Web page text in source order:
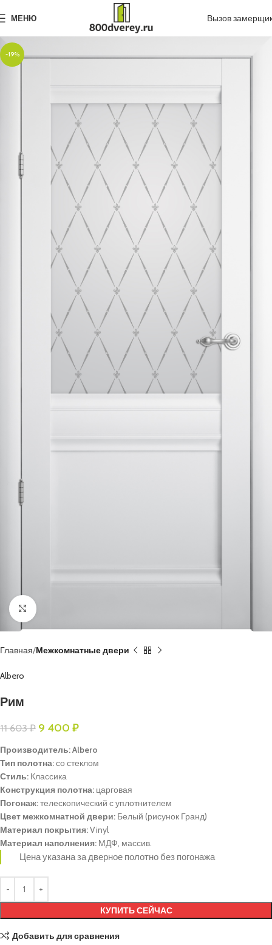
МЕНЮ Вызов
-19%
Нажмите, чтобы увеличить
Главная Межкомнатные двери
Albero
Рим
11 603₽ 9 400 ₽
Производитель: Albero
Тип полотна:со стеклом
Стиль: Классика
Конструкция полотна: царговая
Погонаж:телескопический с уплотнителем
Цвет межкомнатной двери: Белый (рисунок Гранд)
Материал покрытия:Vinyl
Материал наполнения: МДФ, массив.
Цена указана за дверное полотно без погонажа
КУПИТЬ СЕЙЧАС
Добавить для сравнения